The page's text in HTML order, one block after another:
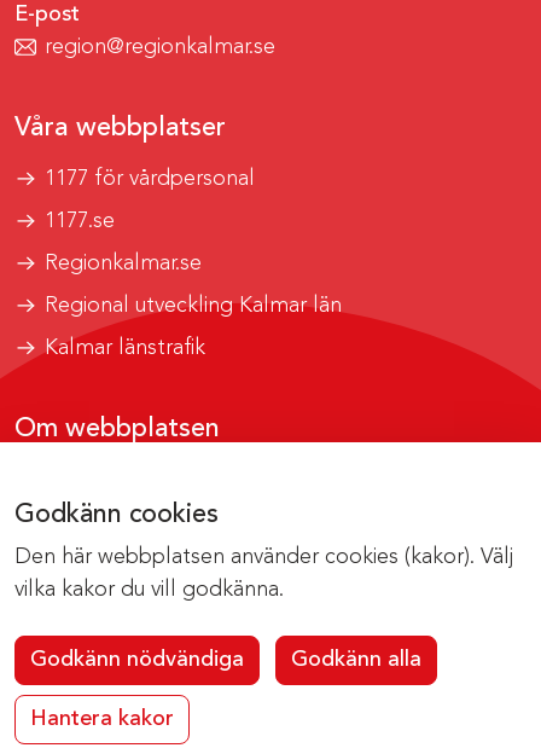
Godkänn cookies
Den här webbplatsen använder cookies (kakor). Välj
vilka kakor du vill godkänna.
Godkänn nödvändiga Godkänn alla
Hantera kakor
E-post
region@regionkalmar.se
Våra webbplatser
1177 för vårdpersonal
1177.se
Regionkalmar.se
Regional utveckling Kalmar län
Kalmar länstrafik
Om webbplatsen
Om cookies
Kontakta webbredaktionen